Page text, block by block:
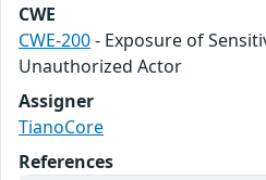
CWE
CWE-200- Exposure of
Unauthorized Actor
Assigner
TianoCore
References